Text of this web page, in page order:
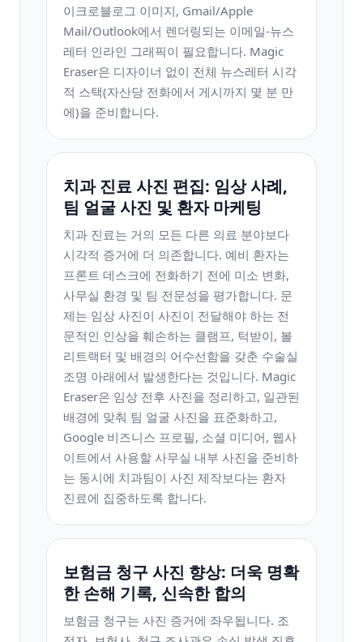
이크로블로그 이미지, Gmail/Apple
Mail/Outlook에서 렌더링되는 이메일-뉴스
레터 인라인 그래픽이 필요합니다. Magic
Eraser은 디자이너 없이 전체 뉴스레터 시각
적 스택(자산당 전화에서 게시까지 몇 분 만
에)을 준비합니다.
치과 진료 사진 편집: 임상 사례,
팀 얼굴 사진 및 환자 마케팅
치과 진료는 거의 모든 다른 의료 분야보다
시각적 증거에 더 의존합니다. 예비 환자는
프론트 데스크에 전화하기 전에 미소 변화,
사무실 환경 및 팀 전문성을 평가합니다. 문
제는 임상 사진이 사진이 전달해야 하는 전
문적인 인상을 훼손하는 클램프, 턱받이, 볼
리트랙터 및 배경의 어수선함을 갖춘 수술실
조명 아래에서 발생한다는 것입니다. Magic
Eraser은 임상 전후 사진을 정리하고, 일관된
배경에 맞춰 팀 얼굴 사진을 표준화하고,
Google 비즈니스 프로필, 소셜 미디어, 웹사
이트에서 사용할 사무실 내부 사진을 준비하
는 동시에 치과팀이 사진 제작보다는 환자
진료에 집중하도록 합니다.
보험금 청구 사진 향상: 더욱 명확
한 손해 기록, 신속한 합의
보험금 청구는 사진 증거에 좌우됩니다. 조